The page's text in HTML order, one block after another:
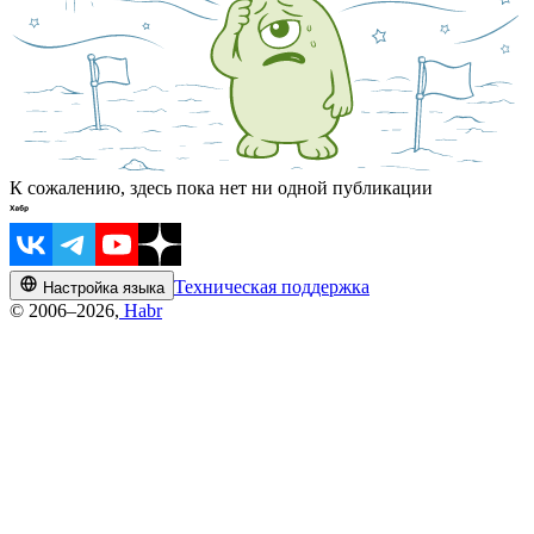
К сожалению, здесь пока нет ни одной публикации
Настройка языка Техническая поддержка
© 2006–2026, Habr